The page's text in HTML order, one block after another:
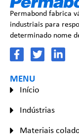
Permabond fabrica
industriais para
determinado nome
MENU
Início
Indústrias
Materiais